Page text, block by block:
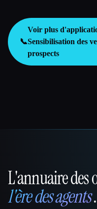
📞
Voir plus
Sensibilisation des
prospects
That AI
L'annuaire des
l'ère des agents.